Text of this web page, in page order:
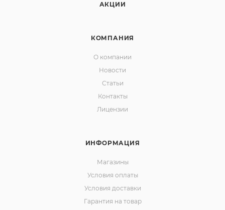
АКЦИИ
КОМПАНИЯ
О компании
Новости
Статьи
Контакты
Лицензии
ИНФОРМАЦИЯ
Магазины
Условия оплаты
Условия доставки
Гарантия на товар